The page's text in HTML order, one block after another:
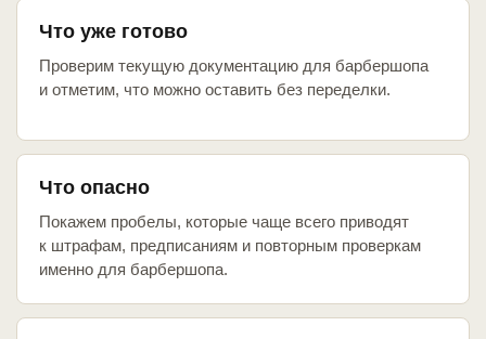
Что уже готово
Проверим текущую документацию для барбершопа
и отметим, что можно оставить без переделки.
Что опасно
Покажем пробелы, которые чаще всего приводят
к штрафам, предписаниям и повторным проверкам
именно для барбершопа.